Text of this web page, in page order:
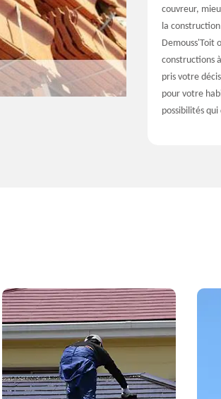
couvreur,
la
Demouss'Toit
constructions
pris votre
pour votre
possibilités